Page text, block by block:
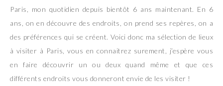
Paris, mon quotidien depuis bientôt 6 ans maintenant. En 6
ans, on en découvre des endroits, on prend ses repères, on a
des préférences qui se créent. Voici donc ma sélection de lieux
à visiter à Paris, vous en connaitrez surement, j’espère vous
en faire découvrir un ou deux quand même et que ces
différents endroits vous donneront envie de les visiter !